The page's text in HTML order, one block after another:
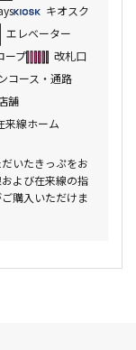
キオスク
エレベーター
ープ
改札口
コース・通路
舗
来線ホーム
いたきっぷをお
よび在来線の指
購入いただけま